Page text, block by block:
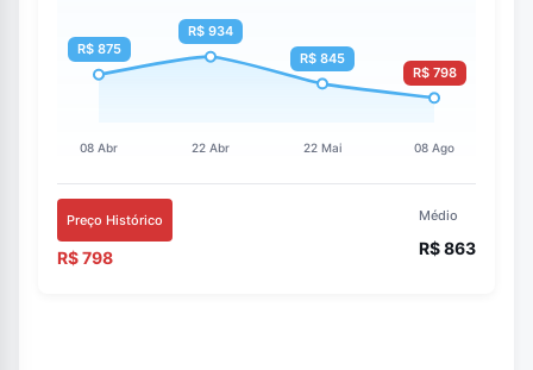
Preço Histórico
R$ 798
Médio
R$ 863